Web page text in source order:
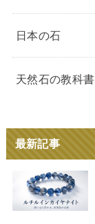
日本の石
天然石の教科書
最新記事